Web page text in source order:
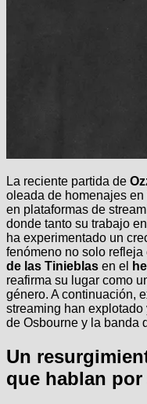
La reciente partida de
oleada de homenajes
en plataformas de
donde tanto su trabajo
ha experimentado un
fenómeno no solo refleja
de las Tinieblas en el
reafirma su lugar como
género. A continuación,
streaming han
de Osbourne y la banda
Un
que hablan